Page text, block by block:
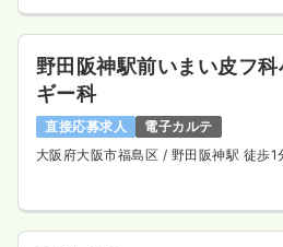
野田阪神駅前いまい皮フ
ギー科
直接応募求人
電子カルテ
大阪府大阪市福島区 / 野田阪神駅 徒歩1